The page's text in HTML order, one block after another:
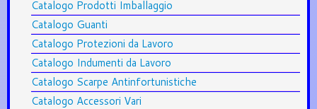
Catalogo Prodotti Imballaggio
Catalogo Guanti
Catalogo Protezioni da Lavoro
Catalogo Indumenti da Lavoro
Catalogo Scarpe Antinfortunistiche
Catalogo Accessori Vari